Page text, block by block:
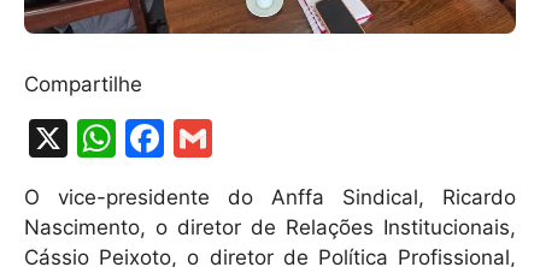
Compartilhe
X
W
at
s
F
c
e
m
ai
l
O vice-presidente do Anffa Sindical, Ricardo
Nascimento, o diretor de Relações Institucionais,
Cássio Peixoto, o diretor de Política Profissional,